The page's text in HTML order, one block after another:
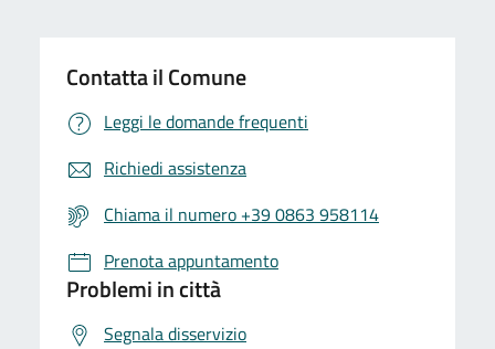
Contatta il Comune
Leggi le domande frequenti
Richiedi assistenza
Chiama il numero +39 0863 958114
Prenota appuntamento
Problemi in città
Segnala disservizio